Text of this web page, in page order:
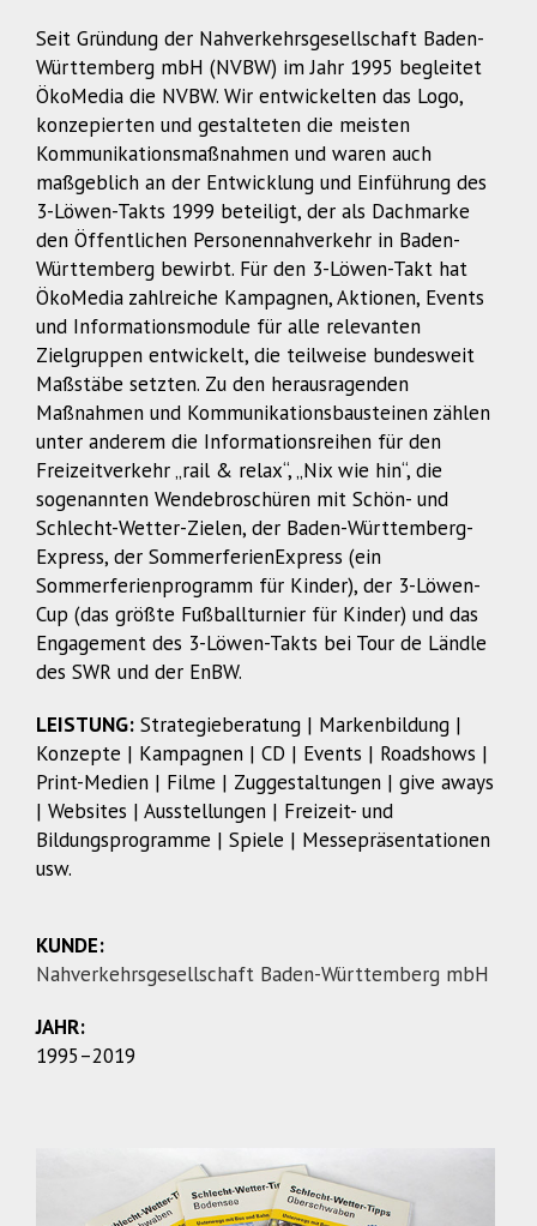
Seit Gründung der Nahverkehrsgesellschaft Baden-
Württemberg mbH (NVBW) im Jahr 1995 begleitet
ÖkoMedia die NVBW. Wir entwickelten das Logo,
konzepierten und gestalteten die meisten
Kommunikationsmaßnahmen und waren auch
maßgeblich an der Entwicklung und Einführung des
3-Löwen-Takts 1999 beteiligt, der als Dachmarke
den Öffentlichen Personennahverkehr in Baden-
Württemberg bewirbt. Für den 3-Löwen-Takt hat
ÖkoMedia zahlreiche Kampagnen, Aktionen, Events
und Informationsmodule für alle relevanten
Zielgruppen entwickelt, die teilweise bundesweit
Maßstäbe setzten. Zu den herausragenden
Maßnahmen und Kommunikationsbausteinen zählen
unter anderem die Informationsreihen für den
Freizeitverkehr „rail & relax“, „Nix wie hin“, die
sogenannten Wendebroschüren mit Schön- und
Schlecht-Wetter-Zielen, der Baden-Württemberg-
Express, der SommerferienExpress (ein
Sommerferienprogramm für Kinder), der 3-Löwen-
Cup (das größte Fußballturnier für Kinder) und das
Engagement des 3-Löwen-Takts bei Tour de Ländle
des SWR und der EnBW.
LEISTUNG: Strategieberatung | Markenbildung |
Konzepte | Kampagnen | CD | Events | Roadshows |
Print-Medien | Filme | Zuggestaltungen | give aways
| Websites | Ausstellungen | Freizeit- und
Bildungsprogramme | Spiele | Messepräsentationen
usw.
KUNDE:
Nahverkehrsgesellschaft Baden-Württemberg mbH
JAHR:
1995–2019